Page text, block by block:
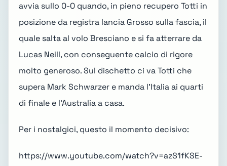
avvia sullo 0-0 quando, in pieno recupero Totti in
posizione da registra lancia Grosso sulla fascia, il
quale salta al volo Bresciano e si fa atterrare da
Lucas Neill, con conseguente calcio di rigore
molto generoso. Sul dischetto ci va Totti che
supera Mark Schwarzer e manda l'Italia ai quarti
di finale e l'Australia a casa.
Per i nostalgici, questo il momento decisivo:
https://www.youtube.com/watch?v=azS1fKSE-